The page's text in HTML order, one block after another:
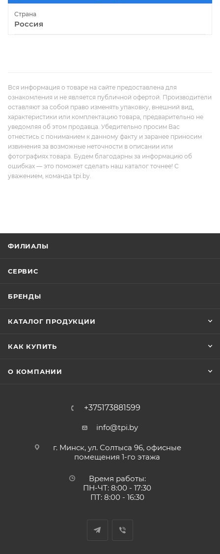
Страна
Россия
Вся информация о товаре на сайте предоставлена для
ознакомления и не является публичной офертой. Производители
оставляют за собой право изменять упаковку, внешний вид,
характеристики или комплектацию товара, предварительно не
уведомляя об этом продавца. Убедительно просим Вас
отнестись с пониманием к данному факту и заранее приносим
извинения за возможные неточности в описании или
фотографиях товара. Будем благодарны за информацию об
ошибках — это поможет сделать наш каталог точнее! С
уважением, команда tpi.by.
ФИЛИАЛЫ
СЕРВИС
БРЕНДЫ
КАТАЛОГ ПРОДУКЦИИ
КАК КУПИТЬ
О КОМПАНИИ
+375173881599
info@tpi.by
г. Минск, ул. Солтыса 96, офисные
помещения 1-го этажа
Время работы:
ПН-ЧТ: 8:00 - 17:30
ПТ: 8:00 - 16:30